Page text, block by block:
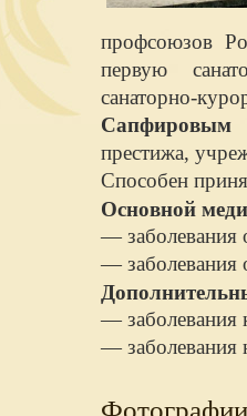
профсоюзов
первую
санаторно-
Сапфировым
престижа,
Способен
Основной
— заболевания
— заболевания
— заболевания
— заболевания